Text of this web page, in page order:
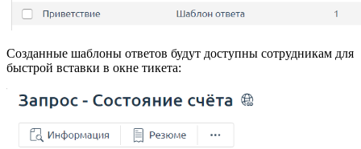
Созданные шаблоны ответов будут доступны сотрудникам для
быстрой вставки в окне тикета: